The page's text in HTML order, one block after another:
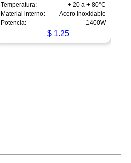
Temperatura:
+ 20 a + 80°C
Material interno:
Acero inoxidable
Potencia:
1400W
$ 1.25